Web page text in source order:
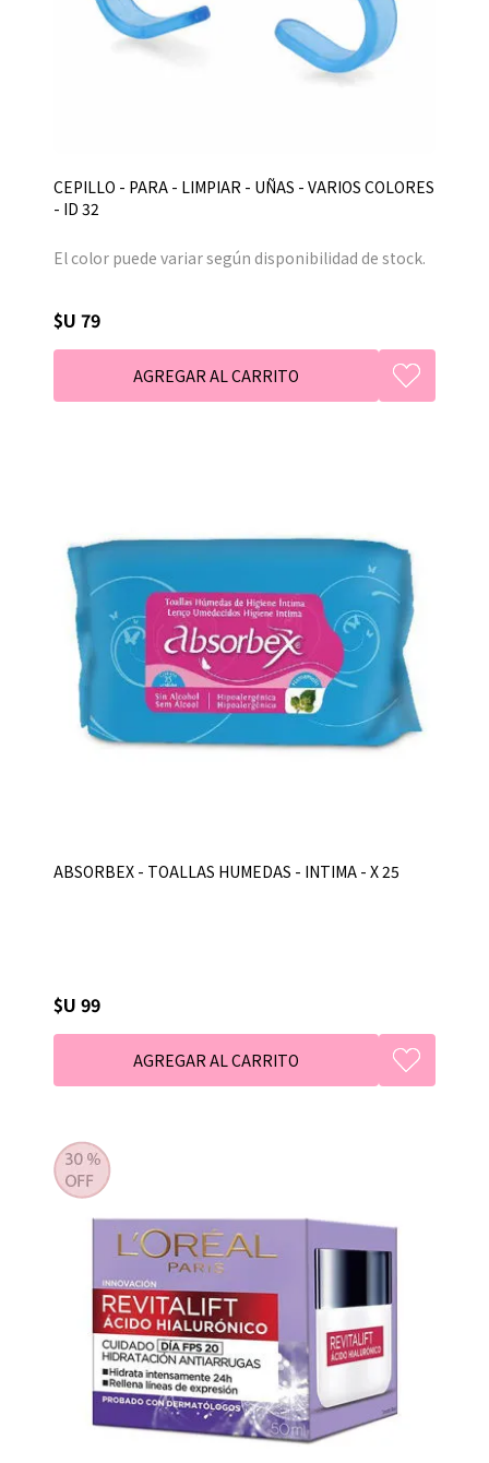
CEPILLO - PARA - LIMPIAR - UÑAS - VARIOS COLORES
- ID 32
El color puede variar según disponibilidad de stock.
$U 79
ABSORBEX - TOALLAS HUMEDAS - INTIMA - X 25
$U 99